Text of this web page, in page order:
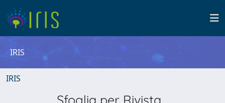
IRIS
IRIS
Sfoglia per Rivista